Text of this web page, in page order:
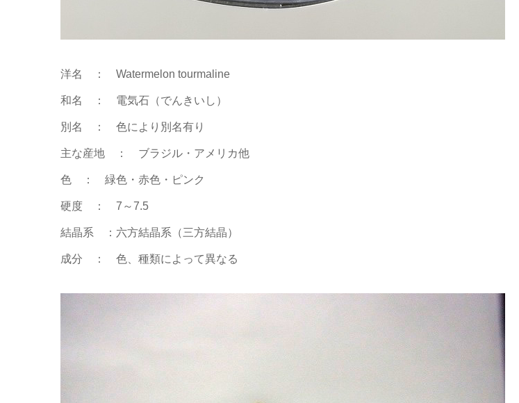
洋名 ： Watermelon tourmaline
和名 ： 電気石（でんきいし）
別名 ： 色により別名有り
主な産地 ： ブラジル・アメリカ他
色 ： 緑色・赤色・ピンク
硬度 ： 7～7.5
結晶系 ：六方結晶系（三方結晶）
成分 ： 色、種類によって異なる